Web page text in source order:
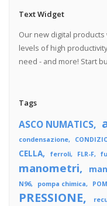
Text Widget
Our new digital
levels of high
need - and more! Start
Tags
ASCO NUMATICS
condensazione
CELLA
ferroli FLR-F
manometri
N96
pompa chimica
PRESSIONE